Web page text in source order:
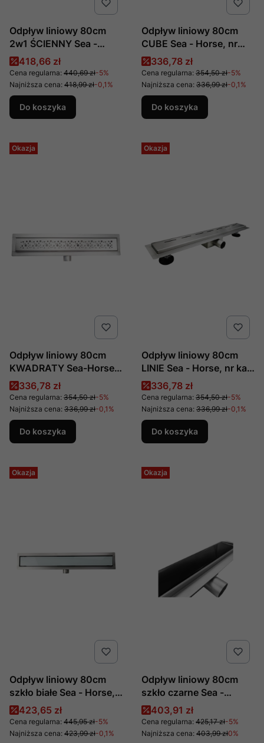
Odpływ liniowy 80cm
2w1 ŚCIENNY Sea -
Horse, nr kat. OL-C01-
80, producent Metal -
Hurt
Cena promocyjna
418,66 zł
Cena regularna: 440,69 zł-5%
Najniższa cena: 418,99 zł-0,1%
Do koszyka
Odpływ liniowy 80cm
CUBE Sea - Horse, nr
kat. OL-AL11-80,
producent Metal - Hurt
Cena promocyjna
336,78 zł
Cena regularna: 354,50 zł-5%
Najniższa cena: 336,99 zł-0,1%
Do koszyka
Okazja
Odpływ liniowy 80cm
KWADRATY Sea-Horse,
nr kat. OL-A18-80,
producent Metal - Hurt
Cena promocyjna
336,78 zł
Cena regularna: 354,50 zł-5%
Najniższa cena: 336,99 zł-0,1%
Do koszyka
Okazja
Odpływ liniowy 80cm
LINIE Sea - Horse, nr kat.
OL-A03-80, producent
Metal - Hurt
Cena promocyjna
336,78 zł
Cena regularna: 354,50 zł-5%
Najniższa cena: 336,99 zł-0,1%
Do koszyka
Okazja
Odpływ liniowy 80cm
szkło białe Sea - Horse,
nr kat. OL-AG01W-80,
producent Metal - Hurt
Cena promocyjna
423,65 zł
Cena regularna: 445,95 zł-5%
Najniższa cena: 423,99 zł-0,1%
Okazja
Odpływ liniowy 80cm
szkło czarne Sea -
Horse, nr kat. OL-
AG01B-80, producent
Metal - Hurt
Cena promocyjna
403,91 zł
Cena regularna: 425,17 zł-5%
Najniższa cena: 403,99 zł0%